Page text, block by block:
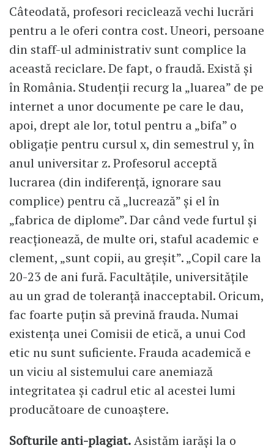
Câteodată, profesori reciclează vechi lucrări
pentru a le oferi contra cost. Uneori, persoane
din staff-ul administrativ sunt complice la
această reciclare. De fapt, o fraudă. Există și
în România. Studenții recurg la „luarea” de pe
internet a unor documente pe care le dau,
apoi, drept ale lor, totul pentru a „bifa” o
obligație pentru cursul x, din semestrul y, în
anul universitar z. Profesorul acceptă
lucrarea (din indiferență, ignorare sau
complice) pentru că „lucrează” și el în
„fabrica de diplome”. Dar când vede furtul și
reacționează, de multe ori, staful academic e
clement, „sunt copii, au greșit”. „Copil care la
20-23 de ani fură. Facultățile, universitățile
au un grad de toleranță inacceptabil. Oricum,
fac foarte puțin să prevină frauda. Numai
existența unei Comisii de etică, a unui Cod
etic nu sunt suficiente. Frauda academică e
un viciu al sistemului care anemiază
integritatea și cadrul etic al acestei lumi
producătoare de cunoaștere.
Softurile anti-plagiat.Asistăm iarăși la o